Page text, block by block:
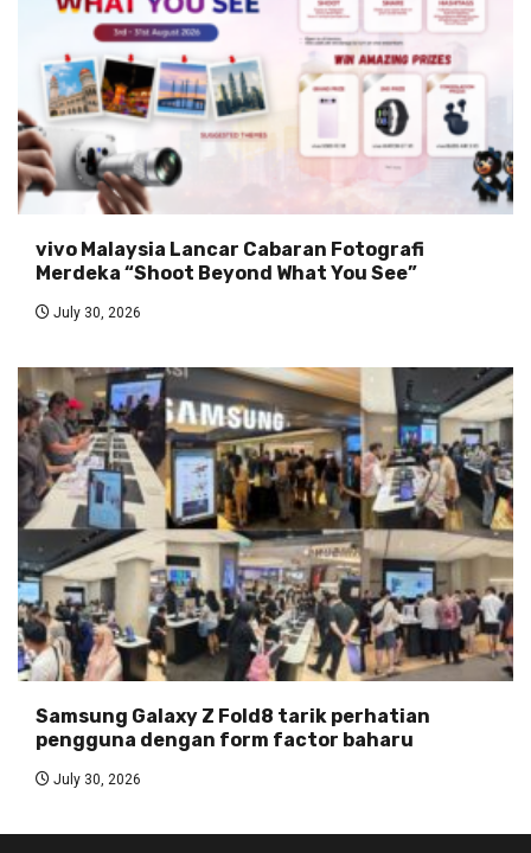
vivo Malaysia Lancar Cabaran Fotografi
Merdeka “Shoot Beyond What You See”
July 30, 2026
Samsung Galaxy Z Fold8 tarik perhatian
pengguna dengan form factor baharu
July 30, 2026